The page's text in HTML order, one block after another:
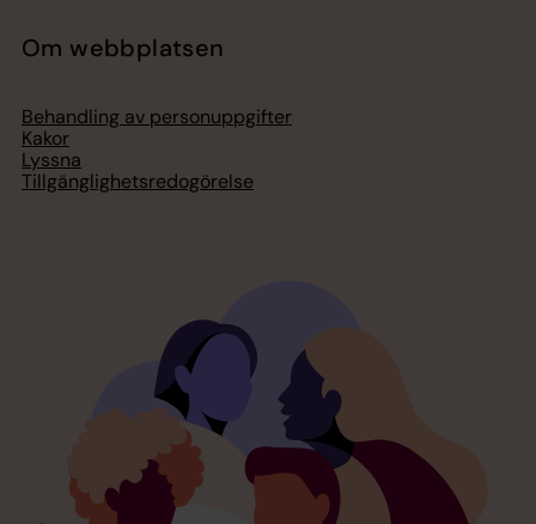
Om webbplatsen
Behandling av personuppgifter
Kakor
Lyssna
Tillgänglighetsredogörelse